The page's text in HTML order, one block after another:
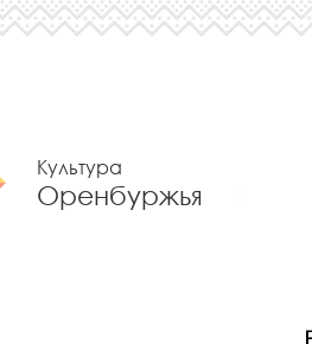
Культура
Оренбуржья